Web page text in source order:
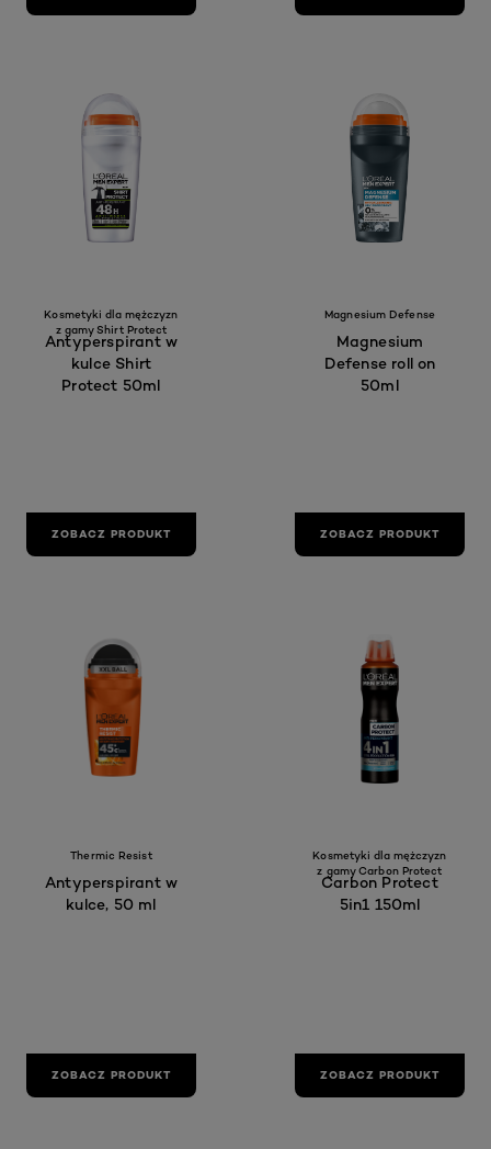
Kosmetyki dla mężczyzn
z gamy Shirt Protect
Antyperspirant w
kulce Shirt
Protect 50ml
ZOBACZ PRODUKT
Magnesium Defense
Magnesium
Defense roll on
50ml
ZOBACZ PRODUKT
Thermic Resist
Antyperspirant w
kulce, 50 ml
ZOBACZ PRODUKT
Kosmetyki dla mężczyzn
z gamy Carbon Protect
Carbon Protect
5in1 150ml
ZOBACZ PRODUKT